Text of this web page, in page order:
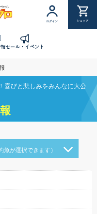
ログイン ショップ
セール・イベント
喜びと悲しみをみんなに大公
魚が選択できます）